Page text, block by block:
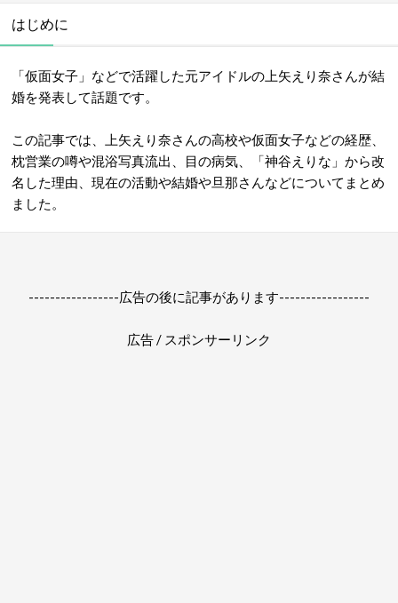
はじめに
「仮面女子」などで活躍した元アイドルの上矢えり奈さんが結
婚を発表して話題です。
この記事では、上矢えり奈さんの高校や仮面女子などの経歴、
枕営業の噂や混浴写真流出、目の病気、「神谷えりな」から改
名した理由、現在の活動や結婚や旦那さんなどについてまとめ
ました。
-----------------広告の後に記事があります-----------------
広告 / スポンサーリンク